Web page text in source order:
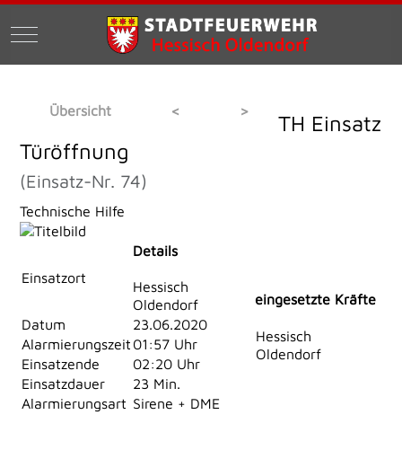
Mobile Menu Toggle
Übersicht < >
TH Einsatz
Türöffnung
(Einsatz-Nr. 74)
Technische Hilfe
Einsatzort
Details
Hessisch
Oldendorf
Datum
23.06.2020
Alarmierungszeit 01:57 Uhr
Einsatzende
02:20 Uhr
Einsatzdauer
23 Min.
Alarmierungsart Sirene + DME
eingesetzte Kräfte
Hessisch
Oldendorf